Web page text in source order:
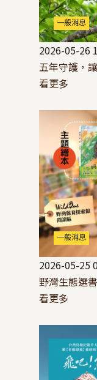
一般消息
2026-05-26
五年守護，
看更多
一般消息
2026-05-25
野灣生態選
看更多